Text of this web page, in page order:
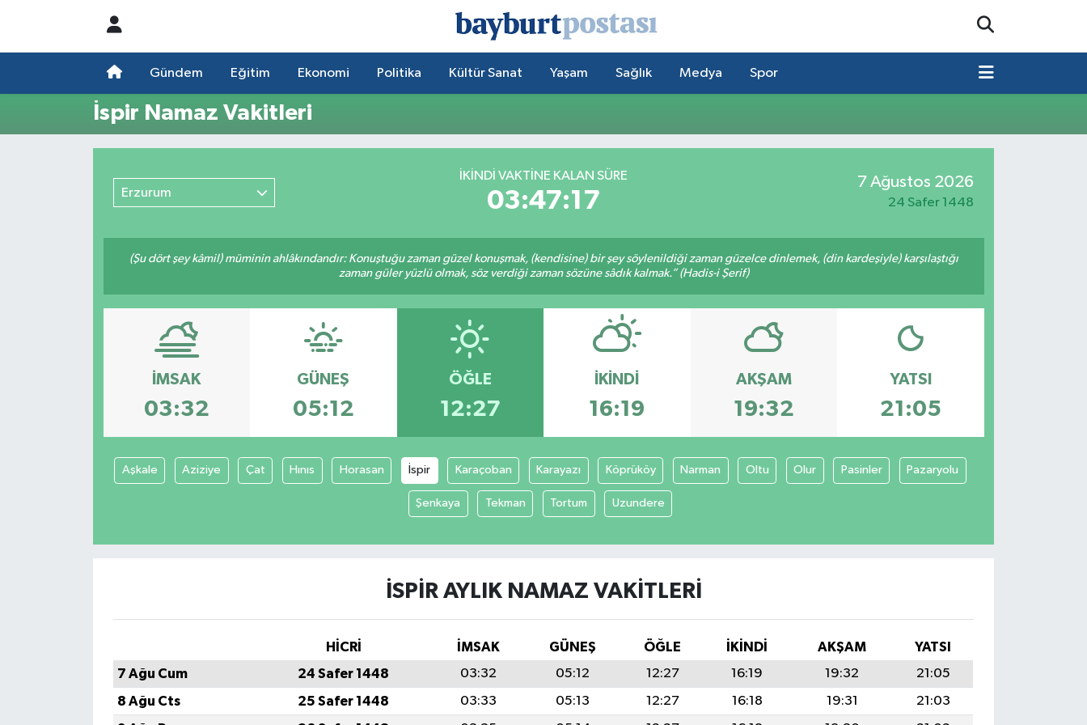
Gündem Eğitim Ekonomi Politika Kültür Sanat Yaşam Sağlık Medya Spor
İspir Namaz Vakitleri
Erzurum
İKINDI VAKTİNE KALAN SÜRE
03:47:17
7 Ağustos 2026
24 Safer 1448
(Şu dört şey kâmil) müminin ahlâkındandır: Konuştuğu zaman güzel konuşmak, (kendisine) bir şey söylenildiği zaman güzelce dinlemek, (din kardeşiyle) karşılaştığı
zaman güler yüzlü olmak, söz verdiği zaman sözüne sâdık kalmak.” (Hadis-i Şerif)
İMSAK
03:32
GÜNEŞ
05:12
ÖĞLE
12:27
İKINDI
16:19
AKŞAM
19:32
YATSI
21:05
Aşkale Aziziye Çat Hınıs Horasan İspir Karaçoban Karayazı Köprüköy Narman Oltu Olur Pasinler Pazaryolu
Şenkaya Tekman Tortum Uzundere
İSPIR AYLIK NAMAZ VAKITLERI
HİCRİ İMSAK GÜNEŞ ÖĞLE İKINDI AKŞAM
YATSI
7 Ağu Cum
24 Safer 1448 03:32 05:12 12:27 16:19 19:32
21:05
8 Ağu Cts
25 Safer 1448 03:33 05:13 12:27 16:18 19:31
21:03
Hava Durumu
Trafik Durumu
Tüm Manşetler
Son Dakika Haberleri